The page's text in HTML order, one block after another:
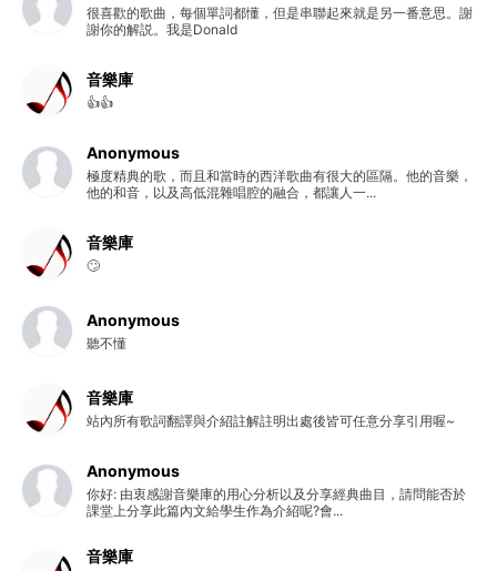
很喜歡的歌曲，每個單詞都懂，但是串聯起來就是另一番意思。謝
謝你的解説。我是Donald
音樂庫
👍👍
Anonymous
極度精典的歌，而且和當時的西洋歌曲有很大的區隔。他的音樂，
他的和音，以及高低混雜唱腔的融合，都讓人一...
音樂庫
🙄
Anonymous
聽不懂
音樂庫
站內所有歌詞翻譯與介紹註解註明出處後皆可任意分享引用喔~
Anonymous
你好: 由衷感謝音樂庫的用心分析以及分享經典曲目，請問能否於
課堂上分享此篇內文給學生作為介紹呢?會...
音樂庫